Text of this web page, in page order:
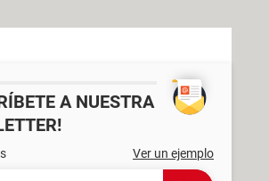
A NUESTRA
Ver un ejemplo